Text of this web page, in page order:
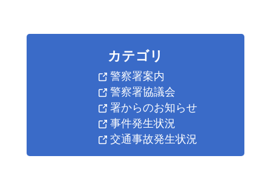
カテゴリ
警察署案内
警察署協議会
署からのお知らせ
事件発生状況
交通事故発生状況